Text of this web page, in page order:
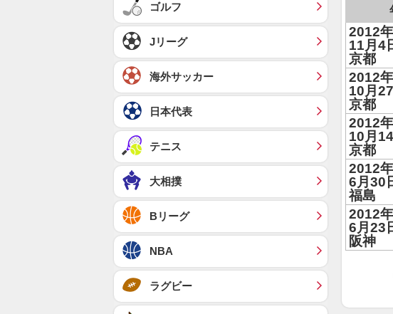
2012年
11月4
京都
2012年
10月
京都
2012年
10月
京都
2012年
6月30
福島
2012年
6月23
阪神
ゴルフ
Jリーグ
海外サッカー
日本代表
テニス
大相撲
Bリーグ
NBA
ラグビー